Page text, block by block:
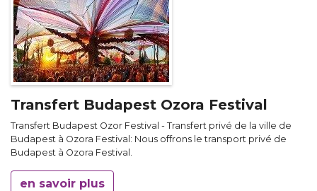
Transfert Budapest Ozora Festival
Transfert Budapest Ozor Festival - Transfert privé de la ville de
Budapest à Ozora Festival: Nous offrons le transport privé de
Budapest à Ozora Festival.
en savoir plus